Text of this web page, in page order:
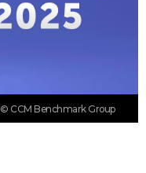
© CCM Benchmark Group